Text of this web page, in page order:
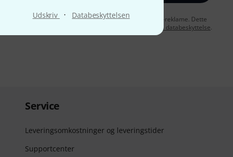
Udskriv · Databeskyttelsen
jeg mig samtidig indforstået med at modtage e-mail-reklame. Dette
informationer om databeskyttelse.
Service
Leveringsomkostninger og leveringstider
Supportcenter